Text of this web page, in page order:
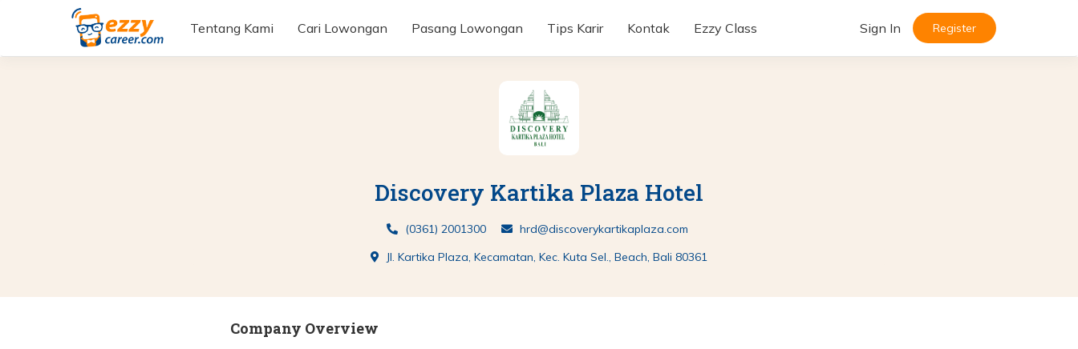
Tentang Kami Cari Lowongan Pasang Lowongan Tips Karir Kontak Ezzy Class Sign In Register
Discovery Kartika Plaza Hotel
(0361) 2001300
hrd@discoverykartikaplaza.com
Jl. Kartika Plaza, Kecamatan, Kec. Kuta Sel., Beach, Bali 80361
Company Overview